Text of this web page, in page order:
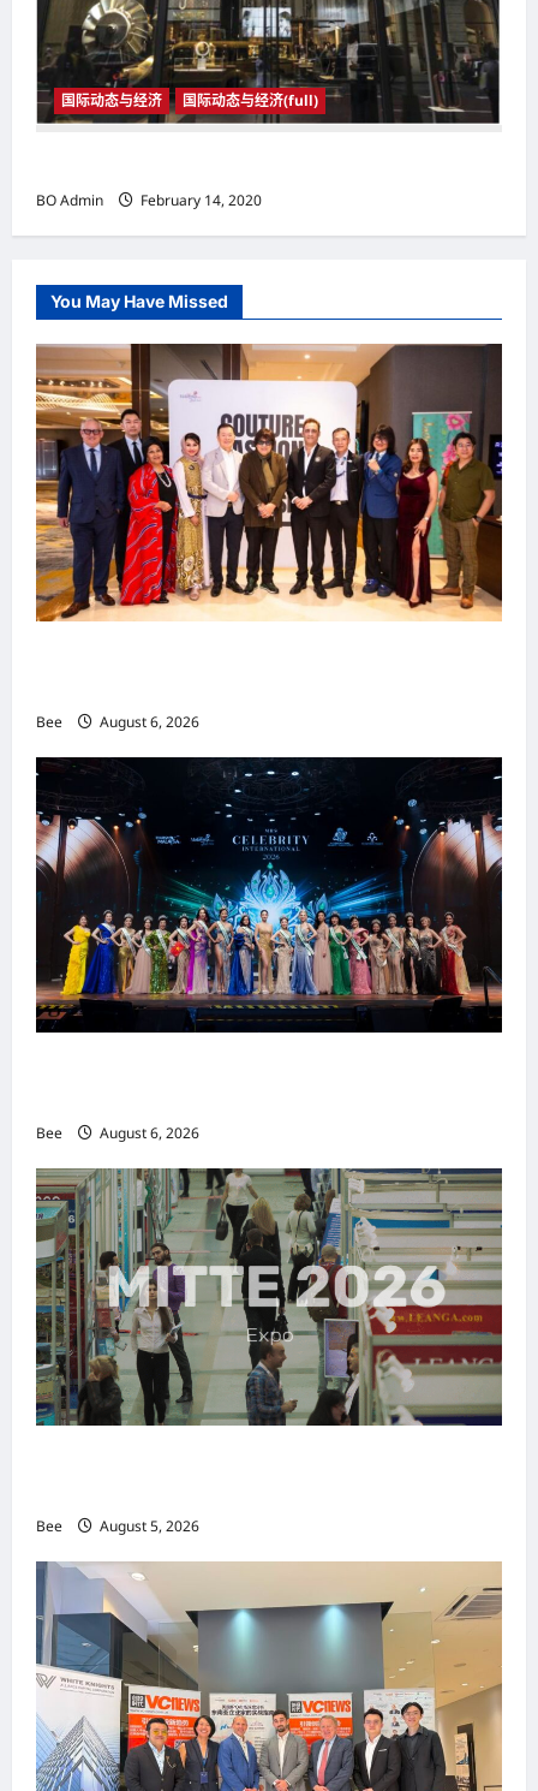
国际动态与经济 国际动态与经济(full)
BO Admin February 14, 2020
You May Have Missed
Bee August 6, 2026
Bee August 6, 2026
Bee August 5, 2026